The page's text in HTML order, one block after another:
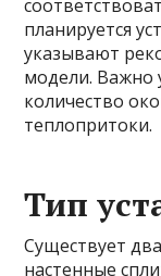
планируется
указывают
модели. Важно
количество
теплопритоки.
Тип
Существует
настенные